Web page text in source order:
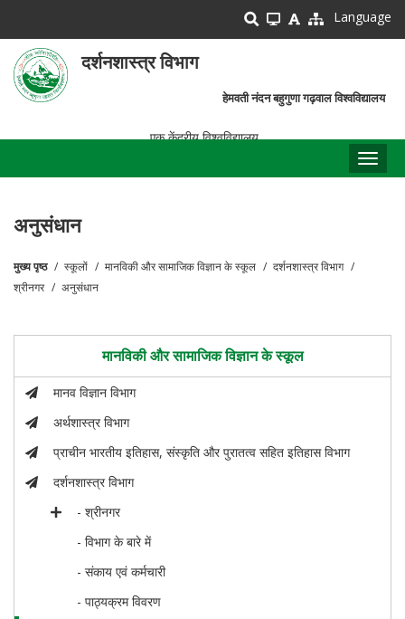
main
content
Language
दर्शनशास्त्र विभाग
हेमवती नंदन बहुगुणा गढ़वाल विश्वविद्यालय
एक केंद्रीय विश्वविद्यालय
अनुसंधान
पग
मुख्य पृष्ठ स्कूलों मानविकी और सामाजिक विज्ञान के स्कूल
दर्शनशास्त्र विभाग
श्रीनगर
अनुसंधान
मानविकी और सामाजिक विज्ञान के स्कूल
मानव विज्ञान विभाग
अर्थशास्त्र विभाग
प्राचीन भारतीय इतिहास, संस्कृति और पुरातत्व सहित इतिहास विभाग
दर्शनशास्त्र विभाग
- श्रीनगर
- विभाग के बारे में
- संकाय एवं कर्मचारी
- पाठ्यक्रम विवरण